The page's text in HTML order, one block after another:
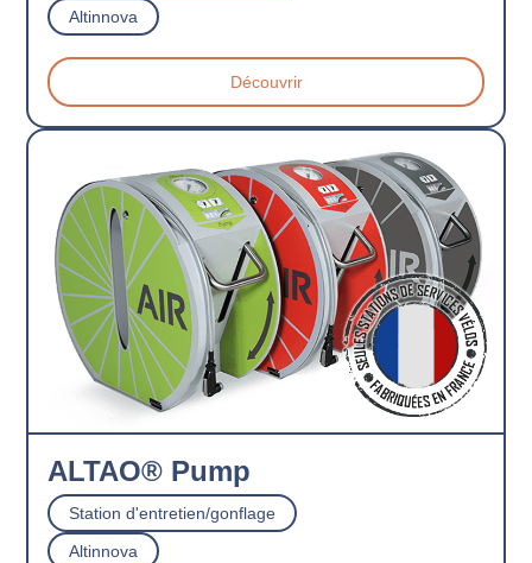
Altinnova
Découvrir
ALTAO® Pump
Station d'entretien/gonflage
Altinnova